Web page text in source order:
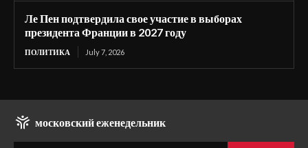
Ле Пен подтвердила свое участие в выборах
президента Франции в 2027 году
ПОЛИТИКА July 7, 2026
московский еженедельник